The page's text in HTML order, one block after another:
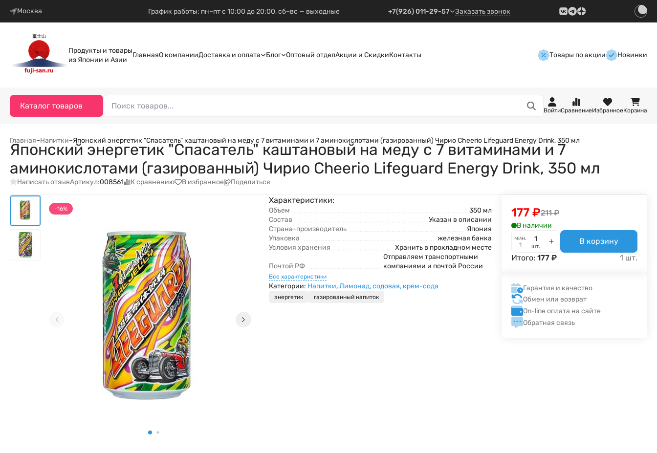
Москва График работы: пн–пт с 10:00 до 20:00, сб–вс — выходные +7(926) 011-29-57 Заказать звонок
Продукты и товары
из Японии и Азии
ГлавнаяО компанииДоставка и оплата Блог Оптовый отделАкции и СкидкиКонтакты Товары по акции Новинки
Каталог товаров
ВойтиСравнениеИзбранноеКорзина
Главная–Напитки–Японский энергетик "Спасатель" каштановый на меду с 7 витаминами и 7 аминокислотами (газированный) Чирио Cheerio Lifeguard Energy Drink, 350 мл
Японский энергетик "Спасатель" каштановый на меду с 7 витаминами и 7
аминокислотами (газированный) Чирио Cheerio Lifeguard Energy Drink, 350 мл
Написать отзывАртикул:008561 К сравнению В избранное Поделиться
-16%
Характеристики:
Объем
350 мл
Состав
Указан в описании
Страна-производитель
Япония
Упаковка
железная банка
Условия хранения
Хранить в прохладном месте
Почтой РФ
Отправляем транспортными
компаниями и почтой России
Все характеристики
Категории: Напитки,Лимонад, содовая, крем-сода
энергетик газированный напиток
211 ₽
177 ₽
В наличии
мин.
1
шт.
В корзину
Итого:177 ₽ 1 шт.
Гарантия и качество
Обмен или возврат
On-line оплата на сайте
Обратная связь